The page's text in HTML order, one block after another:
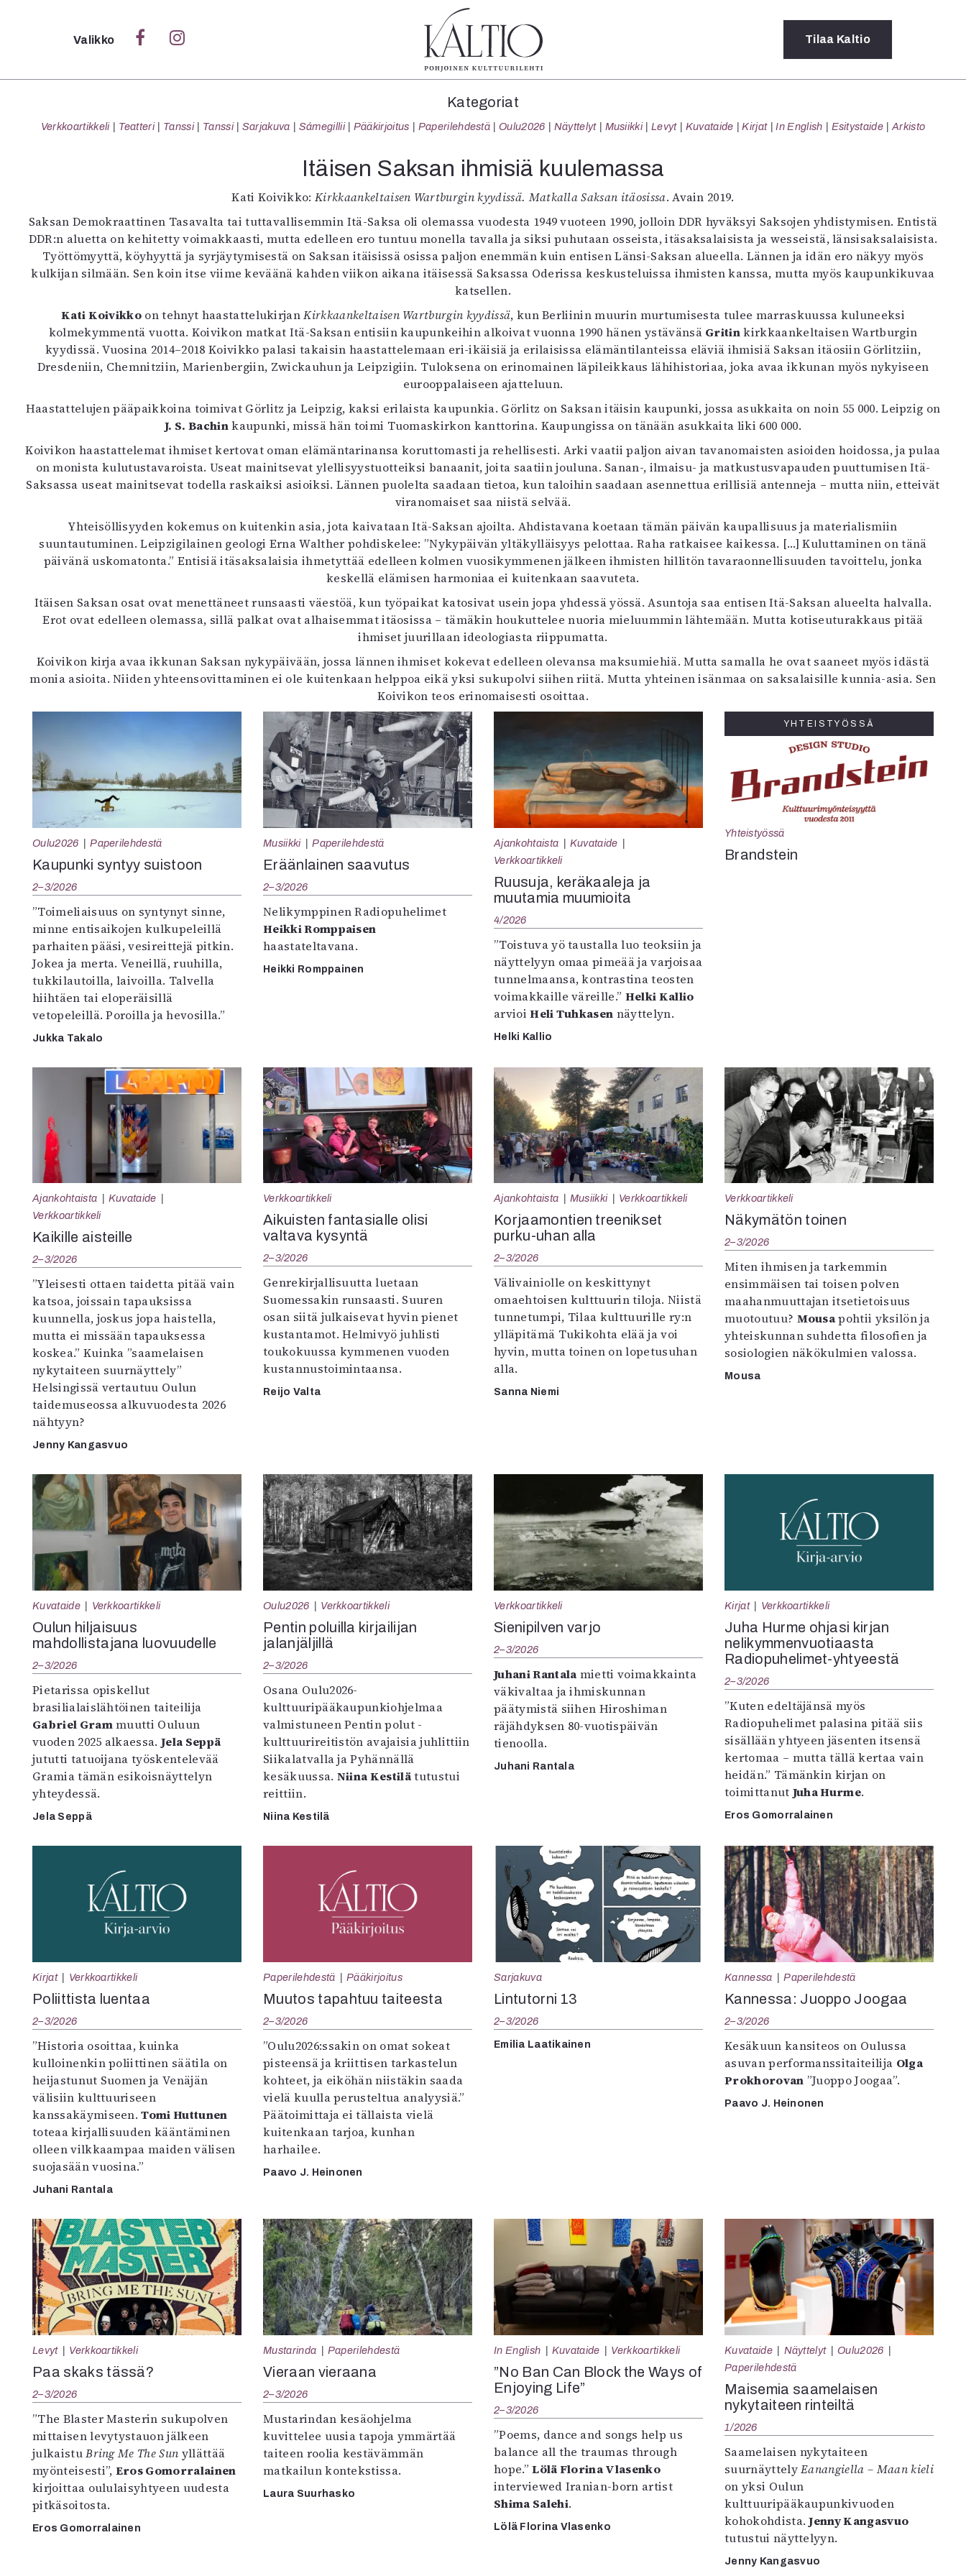
Sulje
Verkkoartikkeli
Tanssi
Tanssi
Sarjakuva
Pääkirjoitus
Paperilehdestä
Oulu2026
Näyttelyt
Levyt
Kuvataide
Kirjat
In English
Arkisto
Lehdet
4/2026
1/2026
6/2025
5/2025 saame
Lehtiarkisto
Tilaus ja
Toimitus
Mediatiedot
Valikko Tilaa Kaltio
Kategoriat
Verkkoartikkeli Teatteri Tanssi Tanssi Sarjakuva Sámegillii Pääkirjoitus Paperilehdestä Oulu2026 Näyttelyt Musiikki Levyt Kuvataide Kirjat In English Esitystaide Arkisto
Itäisen Saksan ihmisiä kuulemassa
Kati Koivikko:Kirkkaankeltaisen Wartburgin kyydissä. Matkalla Saksan itäosissa. Avain 2019.
Saksan Demokraattinen Tasavalta tai tuttavallisemmin Itä-Saksa oli olemassa vuodesta 1949 vuoteen 1990, jolloin DDR hyväksyi Saksojen yhdistymisen. Entistä
DDR:n aluetta on kehitetty voimakkaasti, mutta edelleen ero tuntuu monella tavalla ja siksi puhutaan osseista, itäsaksalaisista ja wesseistä, länsisaksalaisista.
Työttömyyttä, köyhyyttä ja syrjäytymisestä on Saksan itäisissä osissa paljon enemmän kuin entisen Länsi-Saksan alueella. Lännen ja idän ero näkyy myös
kulkijan silmään. Sen koin itse viime keväänä kahden viikon aikana itäisessä Saksassa Oderissa keskusteluissa ihmisten kanssa, mutta myös kaupunkikuvaa
katsellen.
Kati Koivikko on tehnyt haastattelukirjanKirkkaankeltaisen Wartburgin kyydissä, kun Berliinin muurin murtumisesta tulee marraskuussa kuluneeksi
kolmekymmentä vuotta. Koivikon matkat Itä-Saksan entisiin kaupunkeihin alkoivat vuonna 1990 hänen ystävänsä Gritinkirkkaankeltaisen Wartburgin
kyydissä. Vuosina 2014–2018 Koivikko palasi takaisin haastattelemaan eri-ikäisiä ja erilaisissa elämäntilanteissa eläviä ihmisiä Saksan itäosiin Görlitziin,
Dresdeniin, Chemnitziin, Marienbergiin, Zwickauhun ja Leipzigiin. Tuloksena on erinomainen läpileikkaus lähihistoriaa, joka avaa ikkunan myös nykyiseen
eurooppalaiseen ajatteluun.
Haastattelujen pääpaikkoina toimivat Görlitz ja Leipzig, kaksi erilaista kaupunkia. Görlitz on Saksan itäisin kaupunki, jossa asukkaita on noin 55 000. Leipzig on
J. S. Bachinkaupunki, missä hän toimi Tuomaskirkon kanttorina. Kaupungissa on tänään asukkaita liki 600 000.
Koivikon haastattelemat ihmiset kertovat oman elämäntarinansa koruttomasti ja rehellisesti. Arki vaatii paljon aivan tavanomaisten asioiden hoidossa, ja pulaa
on monista kulutustavaroista. Useat mainitsevat ylellisyystuotteiksi banaanit, joita saatiin jouluna. Sanan-, ilmaisu- ja matkustusvapauden puuttumisen Itä-
Saksassa useat mainitsevat todella raskaiksi asioiksi. Lännen puolelta saadaan tietoa, kun taloihin saadaan asennettua erillisiä antenneja – mutta niin, etteivät
viranomaiset saa niistä selvää.
Yhteisöllisyyden kokemus on kuitenkin asia, jota kaivataan Itä-Saksan ajoilta. Ahdistavana koetaan tämän päivän kaupallisuus ja materialismiin
suuntautuminen. Leipzigilainen geologi Erna Walther pohdiskelee: ”Nykypäivän yltäkylläisyys pelottaa. Raha ratkaisee kaikessa. […] Kuluttaminen on tänä
päivänä uskomatonta.” Entisiä itäsaksalaisia ihmetyttää edelleen kolmen vuosikymmenen jälkeen ihmisten hillitön tavaraonnellisuuden tavoittelu, jonka
keskellä elämisen harmoniaa ei kuitenkaan saavuteta.
Itäisen Saksan osat ovat menettäneet runsaasti väestöä, kun työpaikat katosivat usein jopa yhdessä yössä. Asuntoja saa entisen Itä-Saksan alueelta halvalla.
Erot ovat edelleen olemassa, sillä palkat ovat alhaisemmat itäosissa – tämäkin houkuttelee nuoria mieluummin lähtemään. Mutta kotiseuturakkaus pitää
ihmiset juurillaan ideologiasta riippumatta.
Koivikon kirja avaa ikkunan Saksan nykypäivään, jossa lännen ihmiset kokevat edelleen olevansa maksumiehiä. Mutta samalla he ovat saaneet myös idästä
monia asioita. Niiden yhteensovittaminen ei ole kuitenkaan helppoa eikä yksi sukupolvi siihen riitä. Mutta yhteinen isänmaa on saksalaisille kunnia-asia. Sen
Koivikon teos erinomaisesti osoittaa.
Oulu2026 Paperilehdestä
Kaupunki syntyy suistoon
2–3/2026
”Toimeliaisuus on syntynyt sinne,
minne entisaikojen kulkupeleillä
parhaiten pääsi, vesireittejä pitkin.
Jokea ja merta. Veneillä, ruuhilla,
tukkilautoilla, laivoilla. Talvella
hiihtäen tai eloperäisillä
vetopeleillä. Poroilla ja hevosilla.”
Jukka Takalo
Musiikki Paperilehdestä
Eräänlainen saavutus
2–3/2026
Nelikymppinen Radiopuhelimet
Heikki Romppaisen
haastateltavana.
Heikki Romppainen
Ajankohtaista
Kuvataide
Verkkoartikkeli
Ruusuja, keräkaaleja ja
muutamia muumioita
4/2026
”Toistuva yö taustalla luo teoksiin ja
näyttelyyn omaa pimeää ja varjoisaa
tunnelmaansa, kontrastina teosten
voimakkaille väreille.” Helki Kallio
arvioiHeli Tuhkasen näyttelyn.
Helki Kallio
YHTEISTYÖSSÄ
Yhteistyössä
Brandstein
Ajankohtaista
Kuvataide
Verkkoartikkeli
Kaikille aisteille
2–3/2026
”Yleisesti ottaen taidetta pitää vain
katsoa, joissain tapauksissa
kuunnella, joskus jopa haistella,
mutta ei missään tapauksessa
koskea.” Kuinka ”saamelaisen
nykytaiteen suurnäyttely”
Helsingissä vertautuu Oulun
taidemuseossa alkuvuodesta 2026
nähtyyn?
Jenny Kangasvuo
Verkkoartikkeli
Aikuisten fantasialle olisi
valtava kysyntä
2–3/2026
Genrekirjallisuutta luetaan
Suomessakin runsaasti. Suuren
osan siitä julkaisevat hyvin pienet
kustantamot. Helmivyö juhlisti
toukokuussa kymmenen vuoden
kustannustoimintaansa.
Reijo Valta
Ajankohtaista Musiikki Verkkoartikkeli
Korjaamontien treenikset
purku-uhan alla
2–3/2026
Välivainiolle on keskittynyt
omaehtoisen kulttuurin tiloja. Niistä
tunnetumpi, Tilaa kulttuurille ry:n
ylläpitämä Tukikohta elää ja voi
hyvin, mutta toinen on lopetusuhan
alla.
Sanna Niemi
Verkkoartikkeli
Näkymätön toinen
2–3/2026
Miten ihmisen ja tarkemmin
ensimmäisen tai toisen polven
maahanmuuttajan itsetietoisuus
muotoutuu? Mousapohtii yksilön ja
yhteiskunnan suhdetta filosofien ja
sosiologien näkökulmien valossa.
Mousa
Kuvataide Verkkoartikkeli
Oulun hiljaisuus
mahdollistajana luovuudelle
2–3/2026
Pietarissa opiskellut
brasilialaislähtöinen taiteilija
Gabriel Grammuutti Ouluun
vuoden 2025 alkaessa.Jela Seppä
jututti tatuoijana työskentelevää
Gramia tämän esikoisnäyttelyn
yhteydessä.
Jela Seppä
Oulu2026 Verkkoartikkeli
Pentin poluilla kirjailijan
jalanjäljillä
2–3/2026
Osana Oulu2026-
kulttuuripääkaupunkiohjelmaa
valmistuneen Pentin polut -
kulttuurireitistön avajaisia juhlittiin
Siikalatvalla ja Pyhännällä
kesäkuussa. Niina Kestilätutustui
reittiin.
Niina Kestilä
Verkkoartikkeli
Sienipilven varjo
2–3/2026
Juhani Rantala mietti voimakkainta
väkivaltaa ja ihmiskunnan
päätymistä siihen Hiroshiman
räjähdyksen 80-vuotispäivän
tienoolla.
Juhani Rantala
Kirjat Verkkoartikkeli
Juha Hurme ohjasi kirjan
nelikymmenvuotiaasta
Radiopuhelimet-yhtyeestä
2–3/2026
”Kuten edeltäjänsä myös
Radiopuhelimet palasina pitää siis
sisällään yhtyeen jäsenten itsensä
kertomaa – mutta tällä kertaa vain
heidän.” Tämänkin kirjan on
toimittanut Juha Hurme.
Eros Gomorralainen
Kirjat Verkkoartikkeli
Poliittista luentaa
2–3/2026
”Historia osoittaa, kuinka
kulloinenkin poliittinen säätila on
heijastunut Suomen ja Venäjän
välisiin kulttuuriseen
kanssakäymiseen.Tomi Huttunen
toteaa kirjallisuuden kääntäminen
olleen vilkkaampaa maiden välisen
suojasään vuosina.”
Juhani Rantala
Paperilehdestä Pääkirjoitus
Muutos tapahtuu taiteesta
2–3/2026
”Oulu2026:ssakin on omat sokeat
pisteensä ja kriittisen tarkastelun
kohteet, ja eiköhän niistäkin saada
vielä kuulla perusteltua analyysiä.”
Päätoimittaja ei tällaista vielä
kuitenkaan tarjoa, kunhan
harhailee.
Paavo J. Heinonen
Sarjakuva
Lintutorni 13
2–3/2026
Emilia Laatikainen
Kannessa Paperilehdestä
Kannessa: Juoppo Joogaa
2–3/2026
Kesäkuun kansiteos on Oulussa
asuvan performanssitaiteilija Olga
Prokhorovan ”Juoppo Joogaa”.
Paavo J. Heinonen
Levyt Verkkoartikkeli
Paa skaks tässä?
2–3/2026
”The Blaster Masterin sukupolven
mittaisen levytystauon jälkeen
julkaistuBring Me The Sun yllättää
myönteisesti”, Eros Gomorralainen
kirjoittaa oululaisyhtyeen uudesta
pitkäsoitosta.
Eros Gomorralainen
Mustarinda Paperilehdestä
Vieraan vieraana
2–3/2026
Mustarindan kesäohjelma
kuvittelee uusia tapoja ymmärtää
taiteen roolia kestävämmän
matkailun kontekstissa.
Laura Suurhasko
In English Kuvataide Verkkoartikkeli
”No Ban Can Block the Ways of
Enjoying Life”
2–3/2026
”Poems, dance and songs help us
balance all the traumas through
hope.”Lölä Florina Vlasenko
interviewed Iranian-born artist
Shima Salehi.
Lölä Florina Vlasenko
Kuvataide Näyttelyt
Oulu2026
Paperilehdestä
Maisemia saamelaisen
nykytaiteen rinteiltä
1/2026
Saamelaisen nykytaiteen
suurnäyttelyEanangiella – Maan kieli
on yksi Oulun
kulttuuripääkaupunkivuoden
kohokohdista.Jenny Kangasvuo
tutustui näyttelyyn.
Jenny Kangasvuo